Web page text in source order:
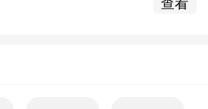
查看